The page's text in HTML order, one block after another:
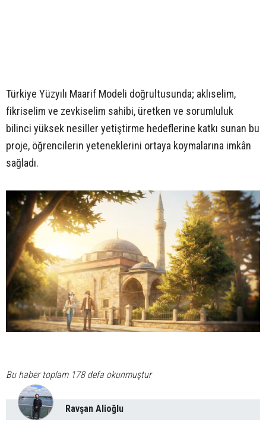
Türkiye Yüzyılı Maarif Modeli doğrultusunda; aklıselim,
fikriselim ve zevkiselim sahibi, üretken ve sorumluluk
bilinci yüksek nesiller yetiştirme hedeflerine katkı sunan bu
proje, öğrencilerin yeteneklerini ortaya koymalarına imkân
sağladı.
Bu haber toplam 178 defa okunmuştur
Ravşan Alioğlu